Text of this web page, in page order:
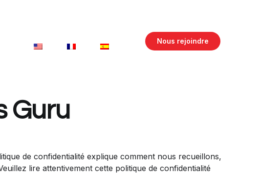
Nous rejoindre
Guru
de confidentialité explique comment nous recueillons,
lire attentivement cette politique de confidentialité